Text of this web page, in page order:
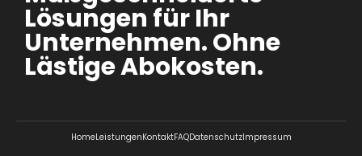
Lösungen für Ihr
Unternehmen. Ohne
Lästige Abokosten.
HomeLeistungenKontaktFAQDatenschutzImpressum